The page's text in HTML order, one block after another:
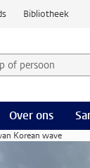
Bibliotheek
of
Over ons
Korean wave